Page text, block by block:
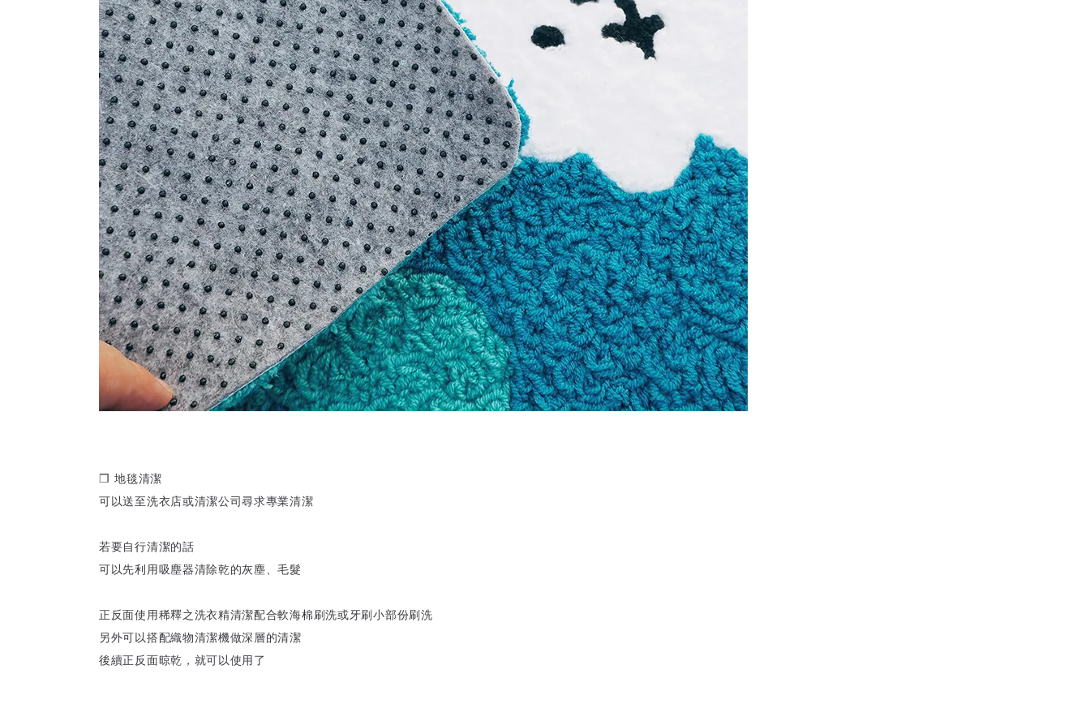
❒ 地毯清潔
可以送至洗衣店或清潔公司尋求專業清潔
若要自行清潔的話
可以先利用吸塵器清除乾的灰塵、毛髮
正反面使用稀釋之洗衣精清潔配合軟海棉刷洗或牙刷小部份刷洗
另外可以搭配織物清潔機做深層的清潔
後續正反面晾乾，就可以使用了